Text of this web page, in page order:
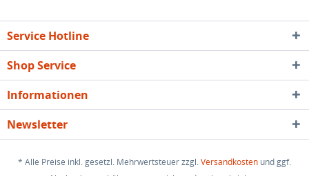
Service Hotline
Shop Service
Informationen
Newsletter
* Alle Preise inkl. gesetzl. Mehrwertsteuer zzgl.Versandkosten und ggf.